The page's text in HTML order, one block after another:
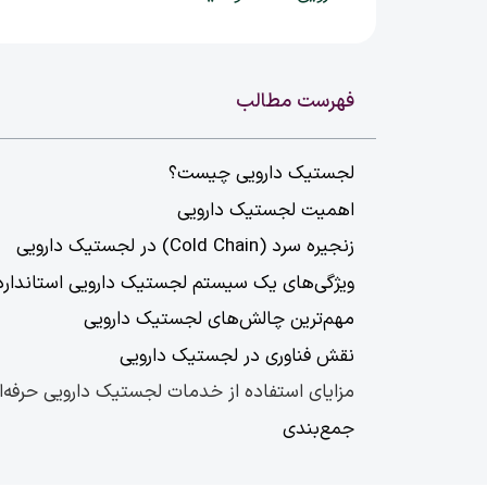
فهرست مطالب
لجستیک دارویی چیست؟
اهمیت لجستیک دارویی
زنجیره سرد (Cold Chain) در لجستیک دارویی
ویژگی‌های یک سیستم لجستیک دارویی
مهم‌ترین چالش‌های لجستیک دارویی
نقش فناوری در لجستیک دارویی
مزایای استفاده از خدمات لجستیک دارویی
جمع‌بندی